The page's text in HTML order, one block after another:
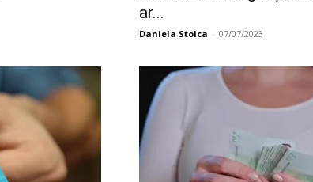
ar...
Daniela Stoica - 07/07/2023